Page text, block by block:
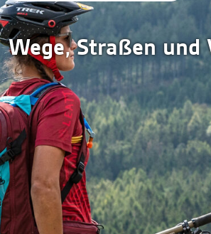
Wege, Straßen und